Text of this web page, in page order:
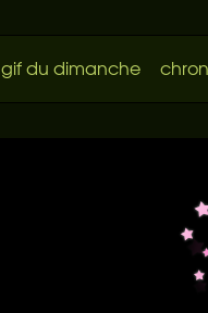
gif du dimanche